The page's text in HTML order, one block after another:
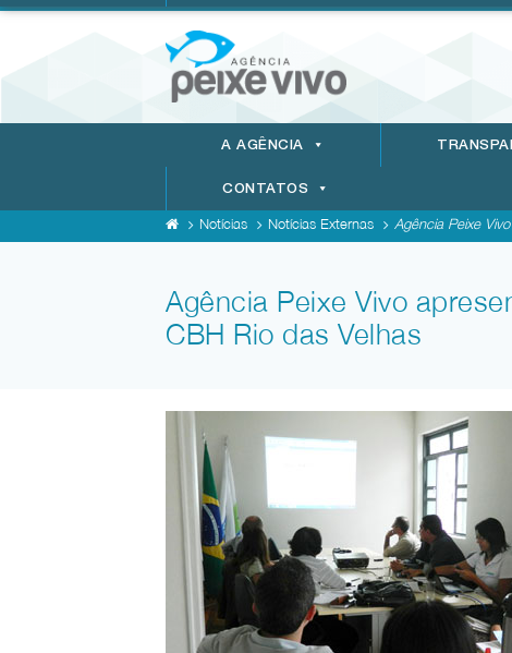
A AGÊNCIA
CONTATOS
Notícias Notícias Externas Agência Peixe
Agência Peixe Vivo
CBH Rio das Velhas